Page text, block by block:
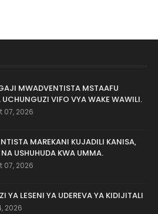
MWADVENTISTA MSTAAFU
VIFO VYA WAKE WAWILI.
07, 2026
MAREKANI KUJADILI KANISA,
NA USHUHUDA KWA UMMA.
07, 2026
YA LESENI YA UDEREVA YA KIDIJITALI
2026